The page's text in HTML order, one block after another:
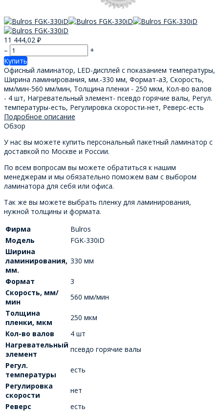
11 444,02 ₽
–
+
Купить
Офисный ламинатор, LED-дисплей с показанием температуры,
Ширина ламинирования, мм.-330 мм, Формат-а3, Скорость,
мм/мин-560 мм/мин, Толщина пленки - 250 мкм, Кол-во валов
- 4 шт, Нагревательный элемент- псевдо горячие валы, Регул.
температуры-есть, Регулировка скорости-нет, Реверс-есть
Подробное описание
Обзор
У нас вы можете купить персональный пакетный ламинатор с
доставкой по Москве и России.
По всем вопросам вы можете обратиться к нашим
менеджерам и мы обязательно поможем вам с выбором
ламинатора для себя или офиса.
Так же вы можете выбрать пленку для ламинирования,
нужной толщины и формата.
Фирма
Bulros
Модель
FGK-330iD
Ширина
ламинирования,
мм.
330 мм
Формат
3
Скорость, мм/
мин
560 мм/мин
Толщина
пленки, мкм
250 мкм
Кол-во валов
4 шт
Нагревательный
элемент
псевдо горячие валы
Регул.
температуры
есть
Регулировка
скорости
нет
Реверс
есть